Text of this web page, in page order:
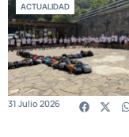
ACTUALIDAD
31 Julio 2026